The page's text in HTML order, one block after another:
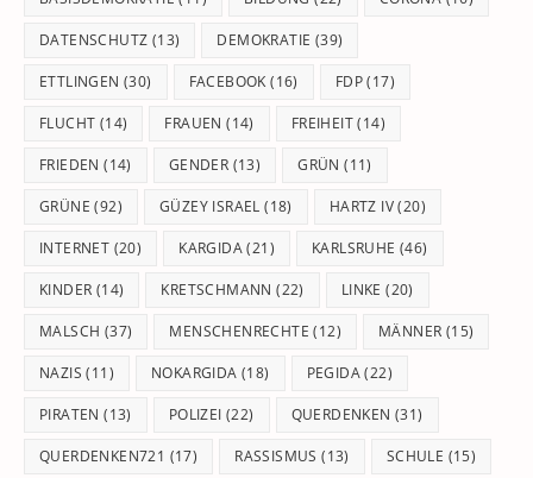
DATENSCHUTZ (13) DEMOKRATIE (39)
ETTLINGEN (30) FACEBOOK (16) FDP(17)
FLUCHT (14) FRAUEN (14) FREIHEIT(14)
FRIEDEN (14) GENDER (13) GRÜN (11)
GRÜNE (92) GÜZEY ISRAEL (18) HARTZ IV(20)
INTERNET (20) KARGIDA(21) KARLSRUHE (46)
KINDER (14) KRETSCHMANN (22) LINKE (20)
MALSCH (37) MENSCHENRECHTE (12) MÄNNER (15)
NAZIS (11) NOKARGIDA (18) PEGIDA(22)
PIRATEN (13) POLIZEI (22) QUERDENKEN (31)
QUERDENKEN721 (17) RASSISMUS (13) SCHULE (15)